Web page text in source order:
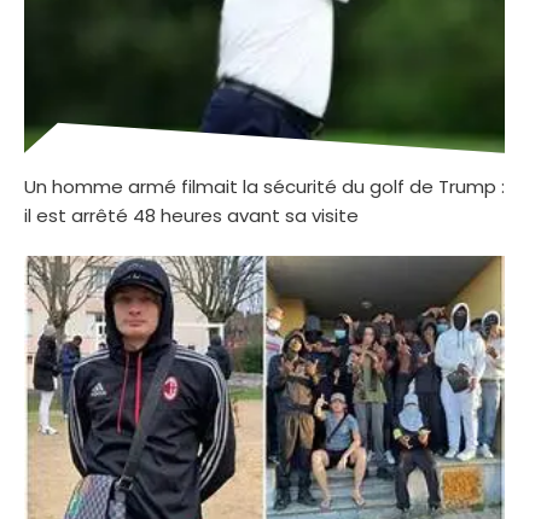
Un homme armé filmait la sécurité du golf de Trump :
il est arrêté 48 heures avant sa visite